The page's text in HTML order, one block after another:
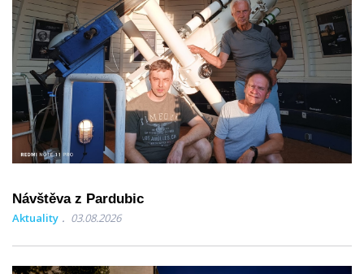
Návštěva z Pardubic
Aktuality 03.08.2026